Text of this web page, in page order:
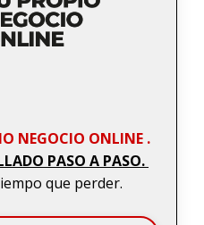
NEGOCIO ONLINE .
PASO A PASO.
que perder.